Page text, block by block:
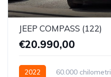
JEEP COMPASS (122)
€20.990,00
2022 60.000 chilometri